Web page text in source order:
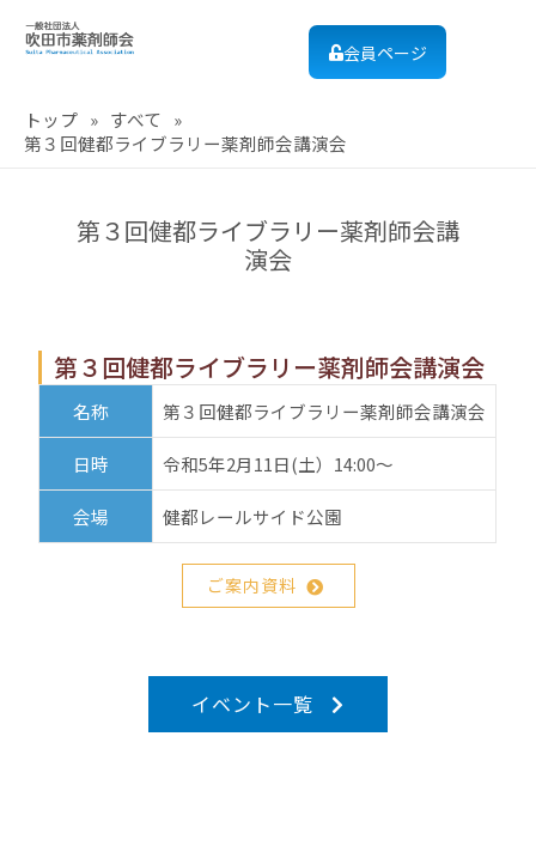
会員ページ
トップ » すべて »
第３回健都ライブラリー薬剤師会講演会
第３回健都ライブラリー薬剤師会講
演会
第３回健都ライブラリー薬剤師会講演会
名称 第３回健都ライブラリー薬剤師会講演会
日時 令和5年2月11日(土）14:00～
会場 健都レールサイド公園
ご案内資料
イベント一覧